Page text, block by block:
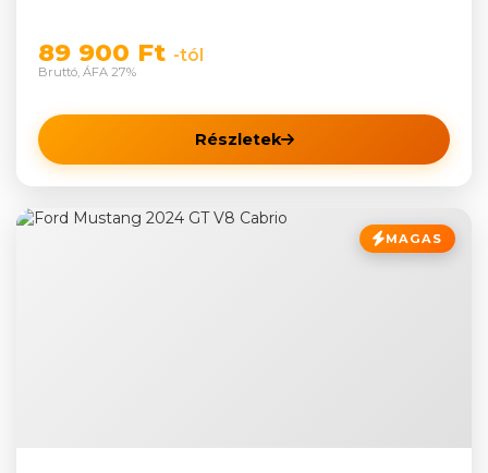
89 900 Ft -tól
Bruttó, ÁFA 27%
Részletek
MAGAS